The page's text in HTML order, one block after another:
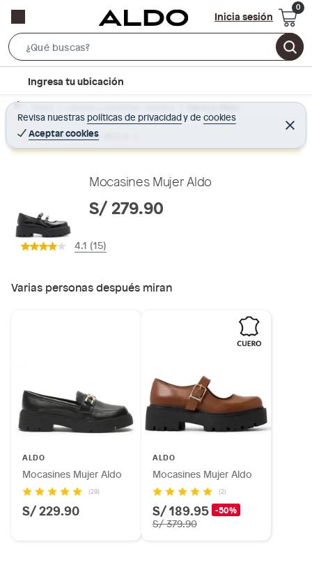
Inicia sesión
e
r
c
B
r
c
t
n
Ingresa tu ubicación
Revisa nuestras políticas de privacidadyde cookies
Aceptar cookies
C
e
r
Home Calzado y zapatillas - Zapatos Zapatos Mujer
Producto sin stock :(
Mocasines Mujer Aldo
S/ 279.90
4.1 (15)
Varias personas después miran
ALDO
Mocasines Mujer Aldo
(29)
S/ 229.90
ALDO
Mocasines Mujer Aldo
(2)
S/ 189.95 -50%
S/ 379.90